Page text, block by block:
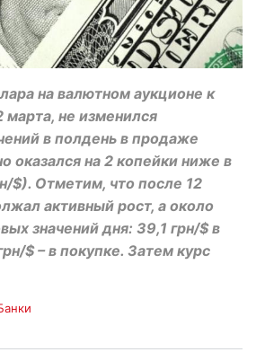
на валютном аукционе к
марта, не изменился
в полдень в продаже
оказался на 2 копейки ниже в
$). Отметим, что после 12
активный рост, а около
значений дня: 39,1 грн/$ в
$ – в покупке. Затем курс